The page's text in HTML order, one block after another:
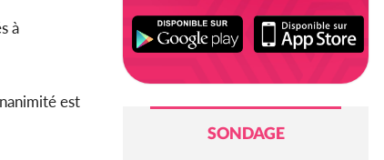
à
est
SONDAGE